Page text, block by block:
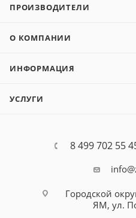
ПРОИЗВОДИТЕЛИ
О КОМПАНИИ
ИНФОРМАЦИЯ
УСЛУГИ
8 499 702 55
Городской
ЯМ, ул.